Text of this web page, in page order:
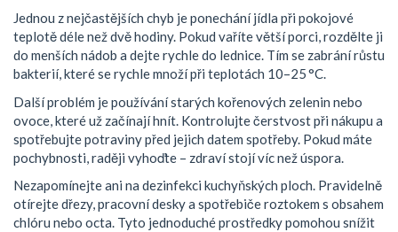
Jednou z nejčastějších chyb je ponechání jídla při pokojové
teplotě déle než dvě hodiny. Pokud vaříte větší porci, rozdělte ji
do menších nádob a dejte rychle do lednice. Tím se zabrání růstu
bakterií, které se rychle množí při teplotách 10–25 °C.
Další problém je používání starých kořenových zelenin nebo
ovoce, které už začínají hnít. Kontrolujte čerstvost při nákupu a
spotřebujte potraviny před jejich datem spotřeby. Pokud máte
pochybnosti, raději vyhoďte – zdraví stojí víc než úspora.
Nezapomínejte ani na dezinfekci kuchyňských ploch. Pravidelně
otírejte dřezy, pracovní desky a spotřebiče roztokem s obsahem
chlóru nebo octa. Tyto jednoduché prostředky pomohou snížit